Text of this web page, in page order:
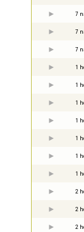
7
7
7
1
1
1
1
1
1
1
2
2
2